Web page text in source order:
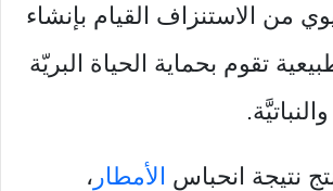
من الاستنزاف القيام بإنشاء
تقوم بحماية الحياة البريّة
نتيجة انحباس الأمطار ،